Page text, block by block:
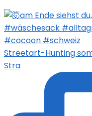
Streetart-Hunting
Stra